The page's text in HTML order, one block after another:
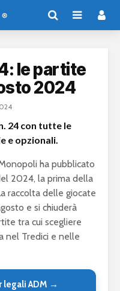
le partite
2024
24 con tutte le
e opzionali.
ha pubblicato
2024, la prima della
raccolta delle giocate
e si chiuderà
tra cui scegliere
nel Tredici e nelle
legali ADM →